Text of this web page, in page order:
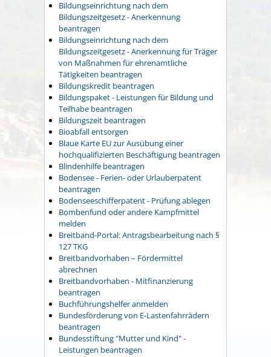
Bildungseinrichtung nach dem
Bildungszeitgesetz - Anerkennung
beantragen
Bildungseinrichtung nach dem
Bildungszeitgesetz - Anerkennung für Träger
von Maßnahmen für ehrenamtliche
Tätigkeiten beantragen
Bildungskredit beantragen
Bildungspaket - Leistungen für Bildung und
Teilhabe beantragen
Bildungszeit beantragen
Bioabfall entsorgen
Blaue Karte EU zur Ausübung einer
hochqualifizierten Beschäftigung beantragen
Blindenhilfe beantragen
Bodensee - Ferien- oder Urlauberpatent
beantragen
Bodenseeschifferpatent - Prüfung ablegen
Bombenfund oder andere Kampfmittel
melden
Breitband-Portal: Antragsbearbeitung nach §
127 TKG
Breitbandvorhaben – Fördermittel
abrechnen
Breitbandvorhaben - Mitfinanzierung
beantragen
Buchführungshelfer anmelden
Bundesförderung von E-Lastenfahrrädern
beantragen
Bundesstiftung "Mutter und Kind" -
Leistungen beantragen